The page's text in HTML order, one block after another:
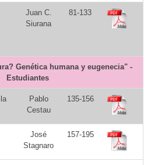
Juan C.
Siurana
81-133
Genética humana y eugenecia" -
Estudiantes
Pablo
Cestau
135-156
José
Stagnaro
157-195